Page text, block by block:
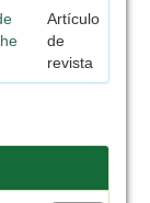
Artículo
de
revista